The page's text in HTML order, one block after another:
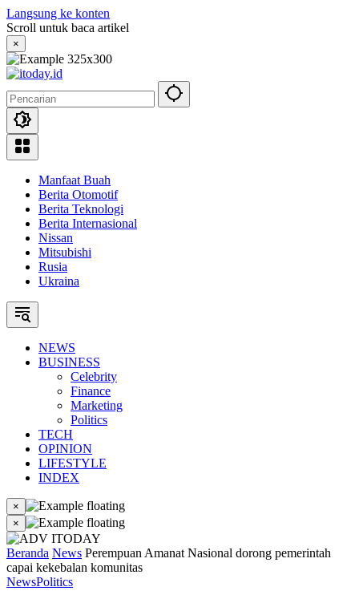
Langsung ke konten
Scroll untuk baca artikel
×
Manfaat Buah
Berita Otomotif
Berita Teknologi
Berita Internasional
Nissan
Mitsubishi
Rusia
Ukraina
NEWS
BUSINESS
Celebrity
Finance
Marketing
Politics
TECH
OPINION
LIFESTYLE
INDEX
×
×
Beranda News Perempuan Amanat Nasional dorong pemerintah
capai kekebalan komunitas
NewsPolitics